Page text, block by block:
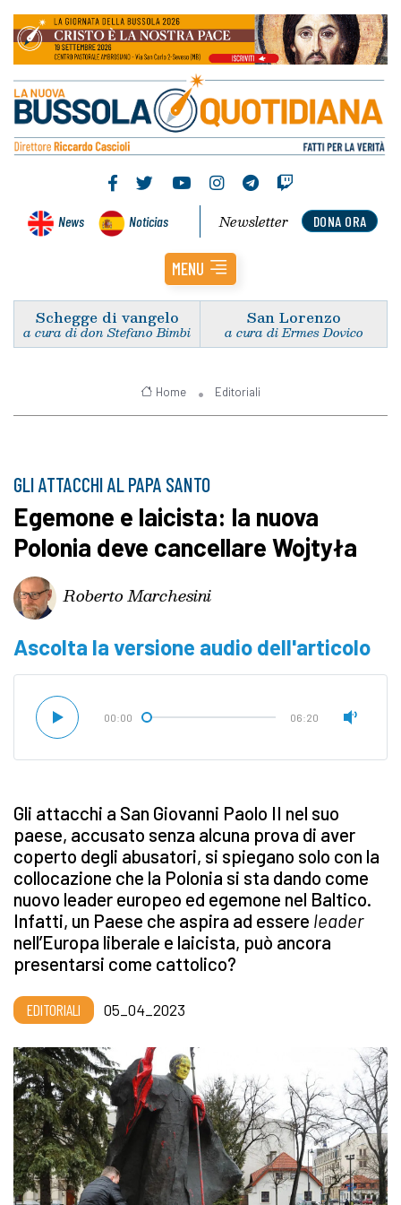
News Noticias DONA ORA
Newsletter
MENU
Schegge di vangelo
a cura di don Stefano Bimbi
San Lorenzo
a cura di Ermes Dovico
Home Editoriali
GLI ATTACCHI AL PAPA SANTO
Egemone e laicista: la nuova
Polonia deve cancellare Wojtyła
Roberto Marchesini
Ascolta la versione audio dell'articolo
00:00 06:20
Gli attacchi a San Giovanni Paolo II nel suo
paese, accusato senza alcuna prova di aver
coperto degli abusatori, si spiegano solo con la
collocazione che la Polonia si sta dando come
nuovo leader europeo ed egemone nel Baltico.
Infatti, un Paese che aspira ad essere leader
nell’Europa liberale e laicista, può ancora
presentarsi come cattolico?
EDITORIALI 05_04_2023